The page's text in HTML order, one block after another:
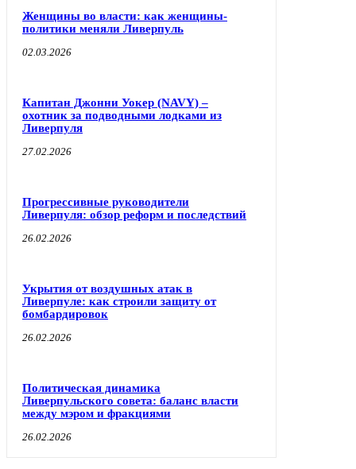
Женщины во власти: как женщины-
политики меняли Ливерпуль
02.03.2026
Капитан Джонни Уокер (NAVY) –
охотник за подводными лодками из
Ливерпуля
27.02.2026
Прогрессивные руководители
Ливерпуля: обзор реформ и последствий
26.02.2026
Укрытия от воздушных атак в
Ливерпуле: как строили защиту от
бомбардировок
26.02.2026
Политическая динамика
Ливерпульского совета: баланс власти
между мэром и фракциями
26.02.2026